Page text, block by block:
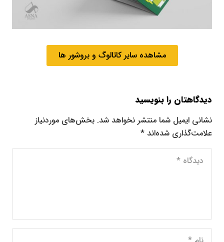
مشاهده سایر کاتالوگ و بروشور ها
دیدگاهتان را بنویسید
نشانی ایمیل شما منتشر نخواهد شد. بخش‌های موردنیاز
علامت‌گذاری شده‌اند *